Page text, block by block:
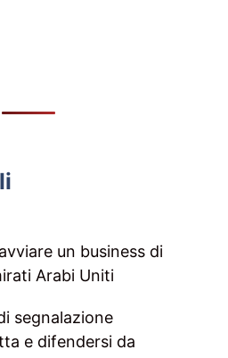
un business di
Arabi Uniti
segnalazione
e difendersi da